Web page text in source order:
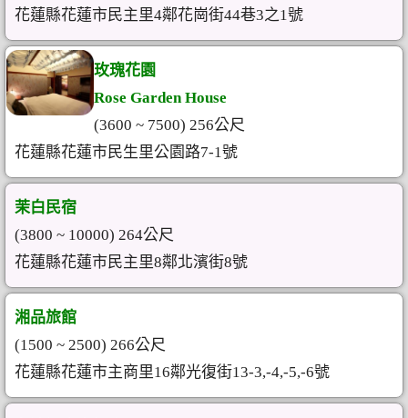
花蓮縣花蓮市民主里4鄰花崗街44巷3之1號
玫瑰花園
Rose Garden House
(3600 ~ 7500) 256公尺
花蓮縣花蓮市民生里公園路7-1號
茉白民宿
(3800 ~ 10000) 264公尺
花蓮縣花蓮市民主里8鄰北濱街8號
湘品旅館
(1500 ~ 2500) 266公尺
花蓮縣花蓮市主商里16鄰光復街13-3,-4,-5,-6號